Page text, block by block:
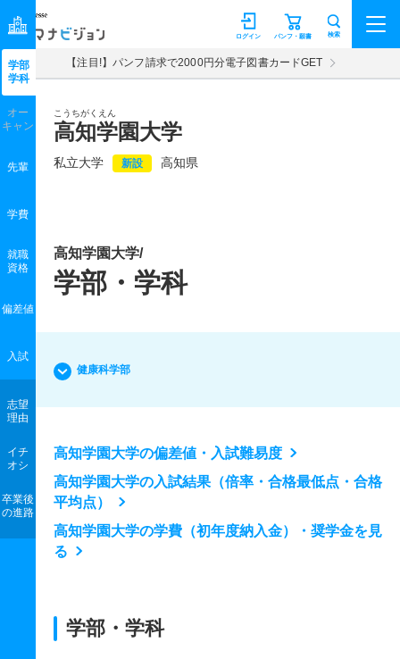
マナビジョン パンフ・願書
ログイン 検索
【注目!】パンフ請求で2000円分電子図書カードGET
こうちがくえん
高知学園大学
私立大学 新設 高知県
学部
学科
オー
キャン
先輩
学費
就職
資格
偏差値
入試
志望
理由
イチ
オシ
卒業後
の進路
高知学園大学/
学部・学科
健康科学部
高知学園大学の偏差値・入試難易度
高知学園大学の入試結果（倍率・合格最低点・合格
平均点）
高知学園大学の学費（初年度納入金）・奨学金を見
る
学部・学科